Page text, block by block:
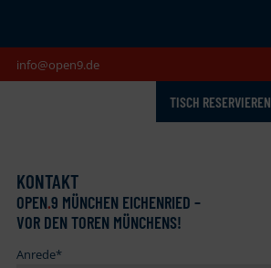
info@open9.de
TISCH RESERVIEREN
KONTAKT
OPEN.9 MÜNCHEN EICHENRIED –
VOR DEN TOREN MÜNCHENS!
Anrede*